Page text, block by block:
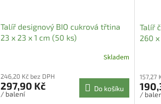
Talíř designový BIO cukrová třtina
23 x 23 x 1 cm (50 ks)
Skladem
246,20 Kč bez DPH
297,90 Kč
/ balení
Do košíku
Talíř
260
157,27
/